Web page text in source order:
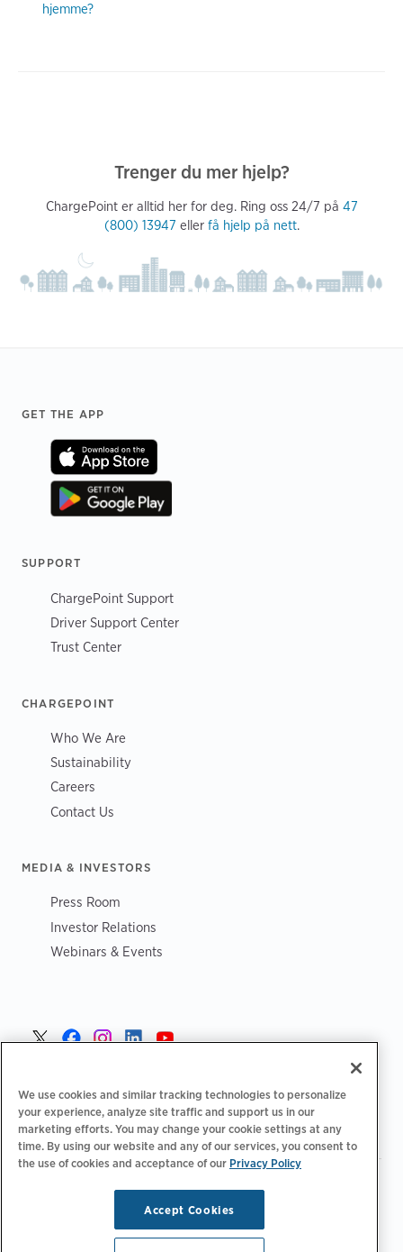
hjemme?
Trenger du mer hjelp?
ChargePoint er alltid her for deg. Ring oss 24/7 på 47
(800) 13947 eller få hjelp på nett.
Footer
GET THE APP
SUPPORT
ChargePoint Support
Driver Support Center
Trust Center
CHARGEPOINT
Who We Are
Sustainability
Careers
Contact Us
MEDIA & INVESTORS
Press Room
Investor Relations
Webinars & Events
Norge >
We use cookies and similar tracking technologies to personalize
your experience, analyze site traffic and support us in our
marketing efforts. You may change your cookie settings at any
time. By using our website and any of our services, you consent to
the use of cookies and acceptance of our Privacy Policy
Accept Cookies